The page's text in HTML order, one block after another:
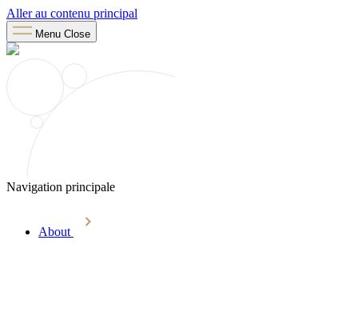
Aller au contenu principal
Menu Close
Navigation principale
About